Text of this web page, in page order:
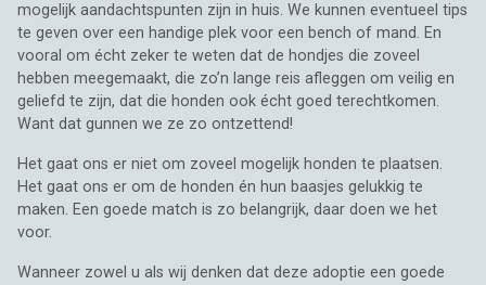
mogelijk aandachtspunten zijn in huis. We kunnen eventueel tips
te geven over een handige plek voor een bench of mand. En
vooral om écht zeker te weten dat de hondjes die zoveel
hebben meegemaakt, die zo’n lange reis afleggen om veilig en
geliefd te zijn, dat die honden ook écht goed terechtkomen.
Want dat gunnen we ze zo ontzettend!
Het gaat ons er niet om zoveel mogelijk honden te plaatsen.
Het gaat ons er om de honden én hun baasjes gelukkig te
maken. Een goede match is zo belangrijk, daar doen we het
voor.
Wanneer zowel u als wij denken dat deze adoptie een goede